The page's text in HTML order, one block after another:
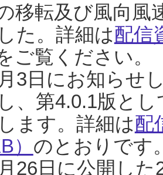
移転及び風向風
た。詳細は配信
ご覧ください。
3日にお知らせ
、第4.0.1版と
ます。詳細は配
） のとおりです
26日に公開し